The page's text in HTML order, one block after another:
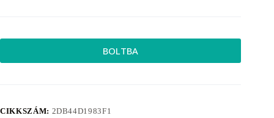
BOLTBA
CIKKSZÁM: 2DB44D1983F1